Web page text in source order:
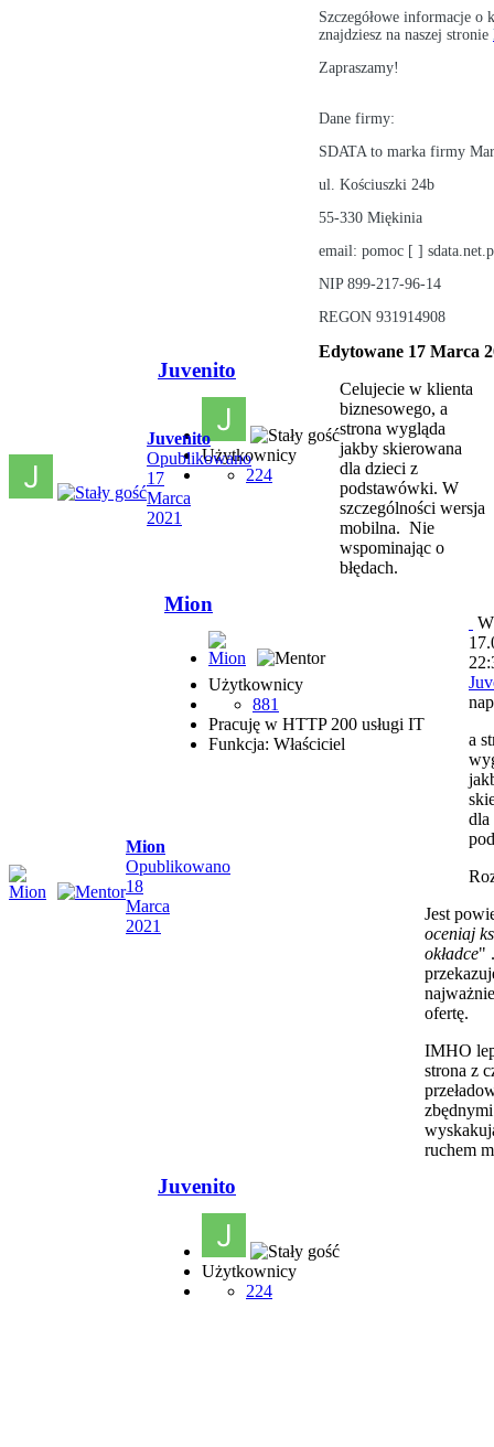
Szczegółowe informacje o
znajdziesz na naszej stronie
Zapraszamy!
Dane firmy:
SDATA to marka firmy
ul. Kościuszki 24b
55-330 Miękinia
email: pomoc [ ]
NIP 899-217-96-14
REGON 931914908
Edytowane 17 Marca
Juvenito
Opublikowano
17
Marca
2021
Juvenito
Użytkownicy
224
Celujecie w klienta
biznesowego, a
strona wygląda
jakby skierowana
dla dzieci z
podstawówki. W
szczególności wersja
mobilna. Nie
wspominając o
błędach.
Mion
Opublikowano
18
Marca
2021
Mion
Użytkownicy
881
Pracuję w HTTP 200 usługi IT
Funkcja: Właściciel
a
dla
Jest
oceniaj
okładce"
ofertę.
IMHO
strona z
ruchem
Juvenito
Użytkownicy
224